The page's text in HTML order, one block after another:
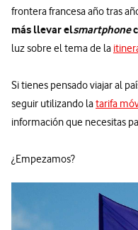
frontera francesa año tras
más llevar elsmartphone
luz sobre el tema de la
Si tienes pensado viajar al
seguir utilizando latarifa
información que necesitas
¿Empezamos?